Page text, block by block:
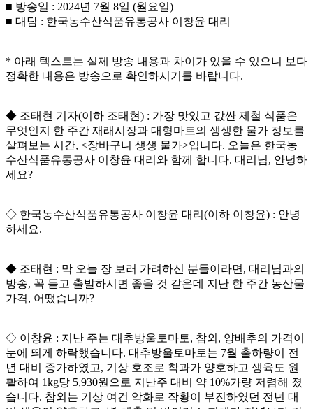
■ 방송일 : 2024년 7월 8일 (월요일)
■ 대담 : 한국농수산식품유통공사 이창윤 대리
* 아래 텍스트는 실제 방송 내용과 차이가 있을 수 있으니 보다
정확한 내용은 방송으로 확인하시기를 바랍니다.
◆ 조태현 기자(이하 조태현) : 가장 맛있고 값싼 제철 식품은
무엇인지 한 주간 재래시장과 대형마트의 생생한 물가 정보를
살펴보는 시간, <장바구니 생생 물가>입니다. 오늘은 한국농
수산식품유통공사 이창윤 대리와 함께 합니다. 대리님, 안녕하
세요?
◇ 한국농수산식품유통공사 이창윤 대리(이하 이창윤) : 안녕
하세요.
◆ 조태현 : 막 오늘 장 보러 가려하신 분들이라면, 대리님과의
방송, 꼭 듣고 출발하시면 좋을 것 같은데 지난 한 주간 농산물
가격, 어땠습니까?
◇ 이창윤 : 지난 주는 대추방울토마토, 참외, 양배추의 가격이
눈에 띄게 하락했습니다. 대추방울토마토는 7월 출하량이 전
년 대비 증가하였고, 기상 호조로 착과가 양호하고 생육도 원
활하여 1kg당 5,930원으로 지난주 대비 약 10%가량 저렴해 졌
습니다. 참외는 기상 여건 악화로 작황이 부진하였던 전년 대